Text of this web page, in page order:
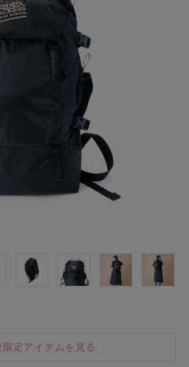
限定アイテムを見る